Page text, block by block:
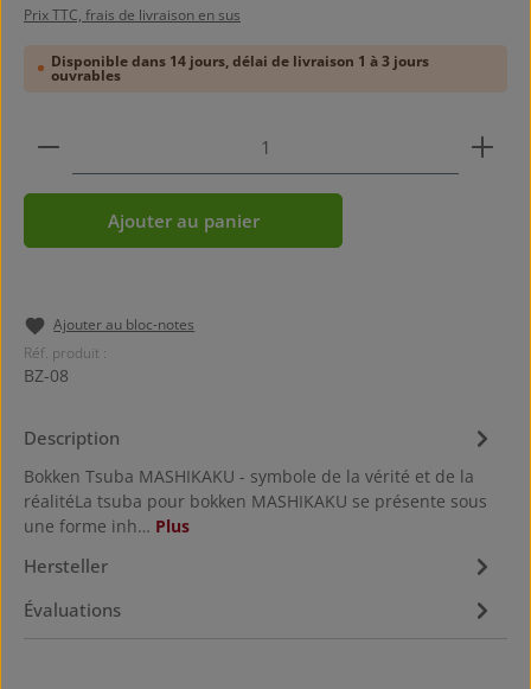
Prix TTC, frais de livraison en sus
Disponible dans 14 jours, délai de livraison 1 à 3 jours
ouvrables
Quantité de produit : Entrez la quantité
Ajouter au panier
Ajouter au bloc-notes
Réf. produit :
BZ-08
Description
Bokken Tsuba MASHIKAKU - symbole de la vérité et de la
réalitéLa tsuba pour bokken MASHIKAKU se présente sous
une forme inh… Plus
Hersteller
Évaluations